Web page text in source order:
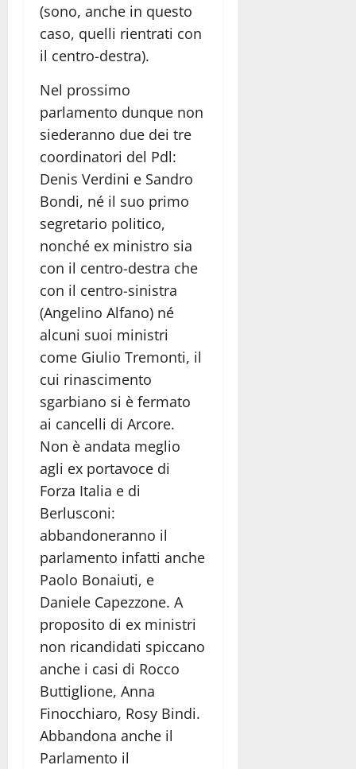
(sono, anche in questo
caso, quelli rientrati con
il centro-destra).
Nel prossimo
parlamento dunque non
siederanno due dei tre
coordinatori del Pdl:
Denis Verdini e Sandro
Bondi, né il suo primo
segretario politico,
nonché ex ministro sia
con il centro-destra che
con il centro-sinistra
(Angelino Alfano) né
alcuni suoi ministri
come Giulio Tremonti, il
cui rinascimento
sgarbiano si è fermato
ai cancelli di Arcore.
Non è andata meglio
agli ex portavoce di
Forza Italia e di
Berlusconi:
abbandoneranno il
parlamento infatti anche
Paolo Bonaiuti, e
Daniele Capezzone. A
proposito di ex ministri
non ricandidati spiccano
anche i casi di Rocco
Buttiglione, Anna
Finocchiaro, Rosy Bindi.
Abbandona anche il
Parlamento il